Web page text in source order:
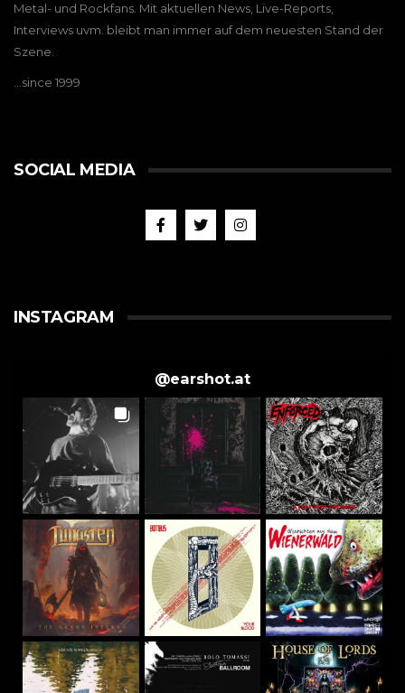
Metal- und Rockfans. Mit aktuellen News, Live-Reports,
Interviews uvm. bleibt man immer auf dem neuesten Stand der
Szene.
…since 1999
SOCIAL MEDIA
INSTAGRAM
@earshot.at